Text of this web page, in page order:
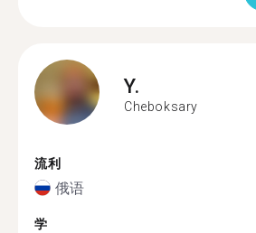
Y.
Cheboksary
流利
俄语
学